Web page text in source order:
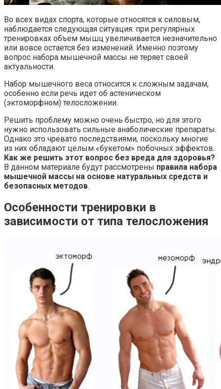
Во всех видах спорта, которые относятся к силовым,
наблюдается следующая ситуация: при регулярных
тренировках объем мышц увеличивается незначительно
или вовсе остается без изменений. Именно поэтому
вопрос набора мышечной массы не теряет своей
актуальности.
Набор мышечного веса относится к сложным задачам,
особенно если речь идет об астеническом
(эктоморфном) телосложении.
Решить проблему можно очень быстро, но для этого
нужно использовать сильные анаболические препараты.
Однако это чревато последствиями, поскольку многие
из них обладают целым «букетом» побочных эффектов.
Как же решить этот вопрос без вреда для здоровья?
В данном материале будут рассмотрены правила набора
мышечной массы на основе натуральных средств и
безопасных методов.
Особенности тренировки в
зависимости от типа телосложения